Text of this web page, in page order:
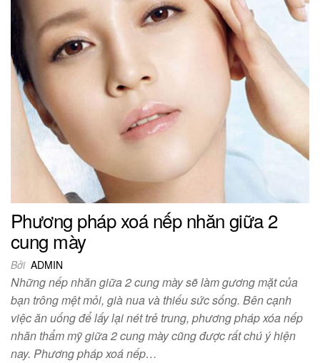
Phương pháp xoá nếp nhăn giữa 2
cung mày
Bởi ADMIN
Những nếp nhăn giữa 2 cung mày sẽ làm gương mặt của
bạn trông mệt mỏi, già nua và thiếu sức sống. Bên cạnh
việc ăn uống để lấy lại nét trẻ trung, phương pháp xóa nếp
nhăn thẩm mỹ giữa 2 cung mày cũng được rất chú ý hiện
nay. Phương pháp xoá nếp…